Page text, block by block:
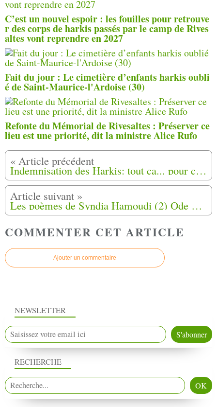
C’est un nouvel espoir : les fouilles pour retrouve
r des corps de harkis passés par le camp de Rives
altes vont reprendre en 2027
Fait du jour : Le cimetière d’enfants harkis oubli
é de Saint-Maurice-l'Ardoise (30)
Refonte du Mémorial de Rivesaltes : Préserver ce
lieu est une priorité, dit la ministre Alice Rufo
Indemnisation des Harkis: tout ça... pour ça !?
Les poèmes de Syndia Hamoudi (2) Ode à nos seins
COMMENTER CET ARTICLE
Ajouter un commentaire
NEWSLETTER
RECHERCHE